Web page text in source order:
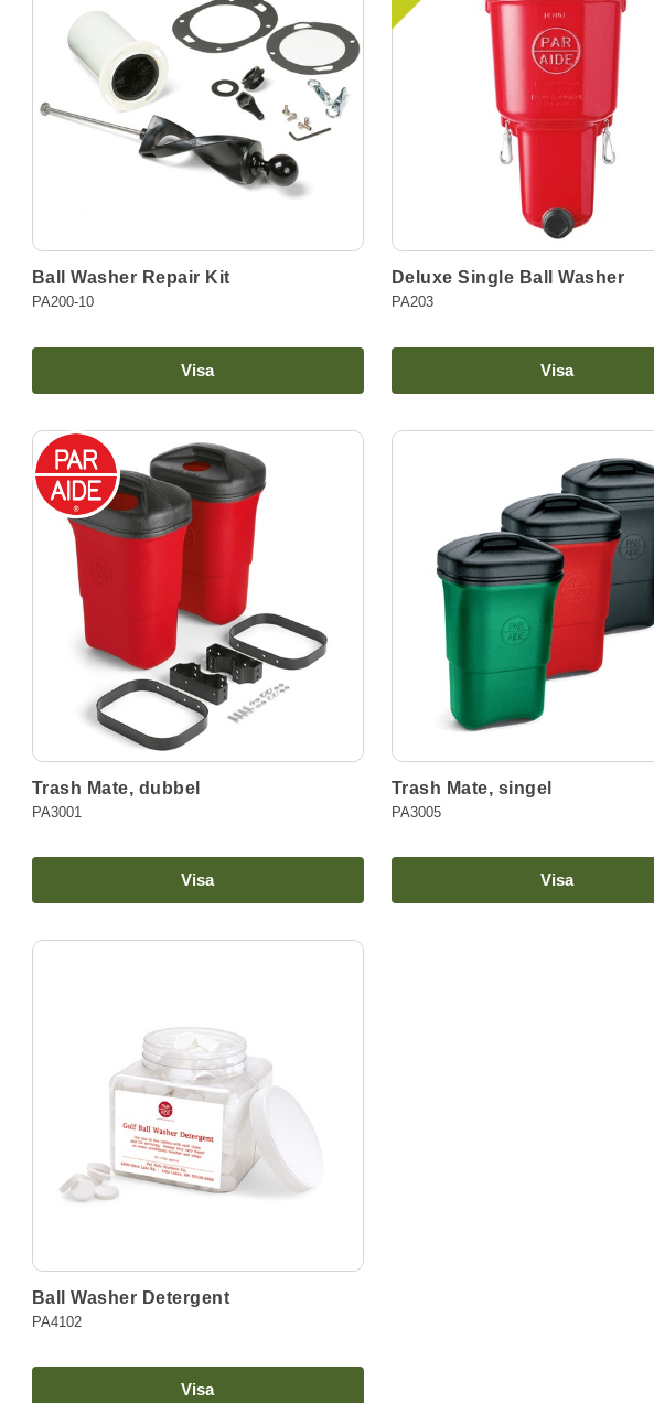
Ball Washer Repair Kit
PA200-10
Visa
Deluxe Single Ball Washer
PA203
Visa
Trash Mate, dubbel
PA3001
Visa
Trash Mate, singel
PA3005
Visa
Ball Washer Detergent
PA4102
Visa